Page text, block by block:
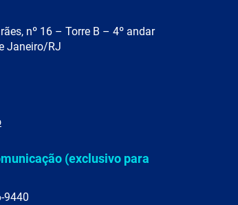
nº 16 – Torre B – 4º andar
Janeiro/RJ
(exclusivo para
9440